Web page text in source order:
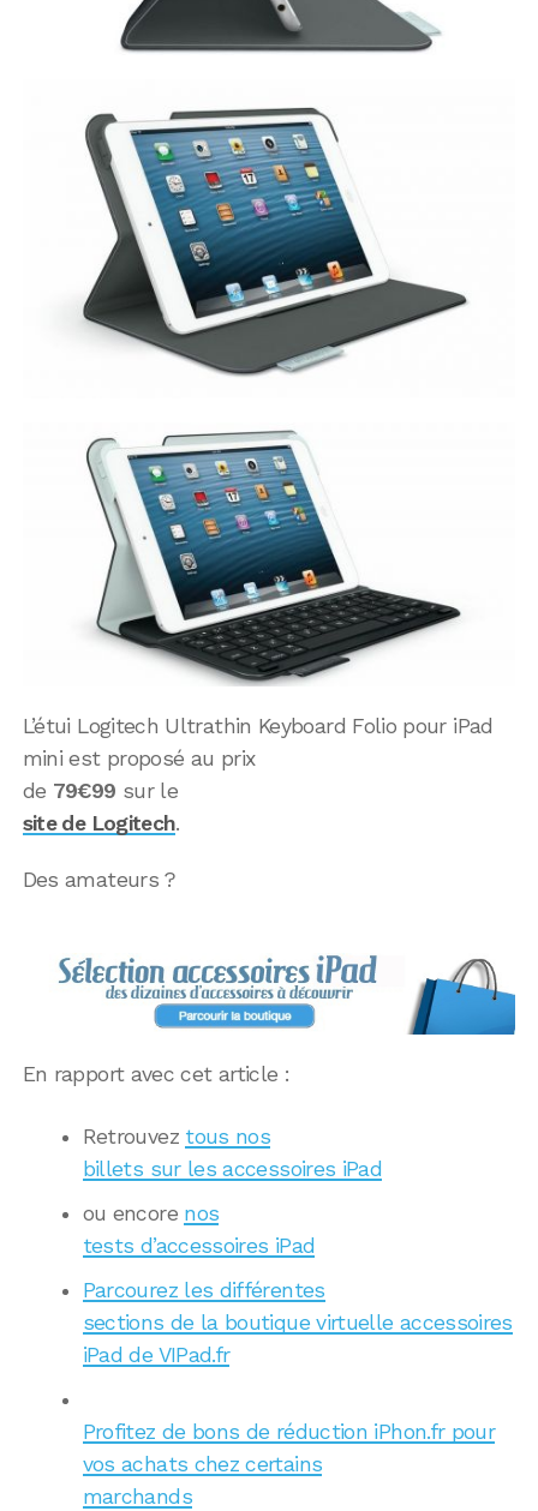
L’étui Logitech Ultrathin Keyboard Folio pour iPad
mini est proposé au prix
de 79€99 sur le
site de Logitech.
Des amateurs ?
En rapport avec cet article :
Retrouvez tous nos
billets sur les accessoires iPad
ou encore nos
tests d’accessoires iPad
Parcourez les différentes
sections de la boutique virtuelle accessoires
iPad de VIPad.fr
Profitez de bons de réduction iPhon.fr pour
vos achats chez certains
marchands